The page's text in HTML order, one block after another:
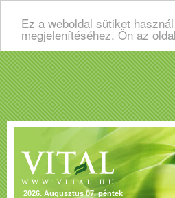
Ez a weboldal sütiket
megjelenítéséhez. Ön az
2026. Augusztus 07. péntek